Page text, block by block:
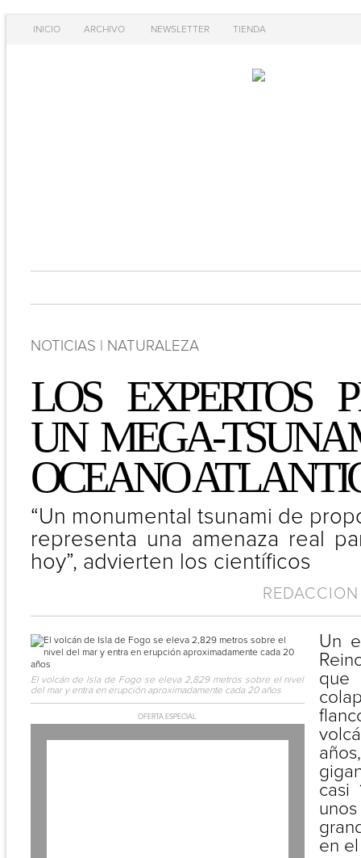
INICIO ARCHIVO NEWSLETTER TIENDA
NOTICIAS | NATURALEZA
LOS EXPERTOS
UN MEGA-
OCEANO
“Un monumental tsunami de
representa una amenaza real
hoy”, advierten los científicos
El volcán de Isla de Fogo se eleva 2,829 metros sobre el nivel
del mar y entra en erupción aproximadamente cada 20 años
OFERTA ESPECIAL
Un
casi
en